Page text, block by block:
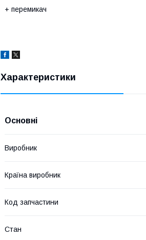
+ перемикач
Характеристики
Основні
Виробник
Країна виробник
Код запчастини
Стан